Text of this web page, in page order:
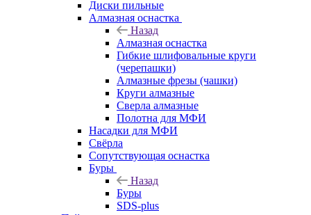
Диски пильные
Алмазная оснастка
Назад
Алмазная оснастка
Гибкие шлифовальные круги
(черепашки)
Алмазные фрезы (чашки)
Круги алмазные
Сверла алмазные
Полотна для МФИ
Насадки для МФИ
Свёрла
Сопутствующая оснастка
Буры
Назад
Буры
SDS-plus